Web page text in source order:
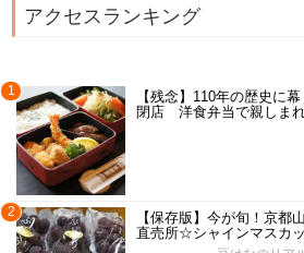
アクセスランキング
1
【残念】110年の歴史に
閉店 洋食弁当で親しま
2
【保存版】今が旬！京都
直売所☆シャインマスカッ